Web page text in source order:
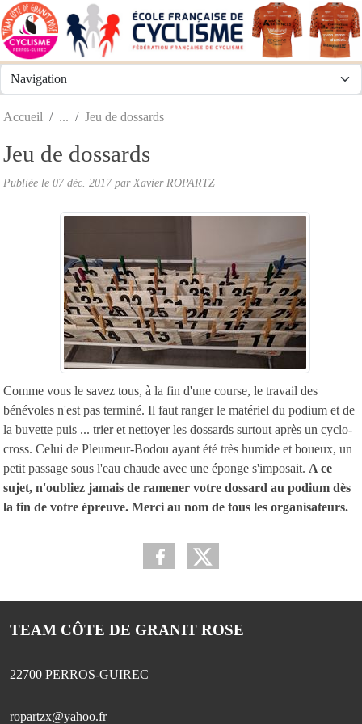
Accueil Jeu de dossards
Jeu de dossards
Publiée le 07 déc. 2017par Xavier ROPARTZ
Comme vous le savez tous, à la fin d'une course, le travail des
bénévoles n'est pas terminé. Il faut ranger le matériel du podium et de
la buvette puis ... trier et nettoyer les dossards surtout après un cyclo-
cross. Celui de Pleumeur-Bodou ayant été très humide et boueux, un
petit passage sous l'eau chaude avec une éponge s'imposait. A ce
sujet, n'oubliez jamais de ramener votre dossard au podium dès
la fin de votre épreuve. Merci au nom de tous les organisateurs.
TEAM CÔTE DE GRANIT ROSE
22700 PERROS-GUIREC
ropartzx@yahoo.fr
Panneau de gestion des cookies